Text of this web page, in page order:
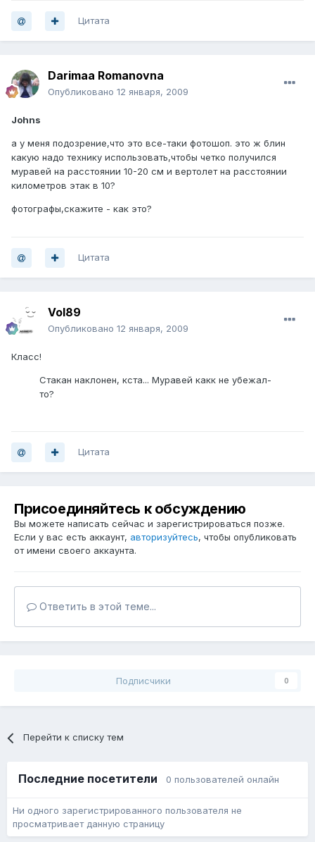
Цитата
Darimaa Romanovna
Опубликовано 12 января, 2009
Johns
а у меня подозрение,что это все-таки фотошоп. это ж блин
какую надо технику использовать,чтобы четко получился
муравей на расстоянии 10-20 см и вертолет на расстоянии
километров этак в 10?
фотографы,скажите - как это?
Цитата
Vol89
Опубликовано 12 января, 2009
Класс!
Стакан наклонен, кста... Муравей какк не убежал-
то?
Цитата
Присоединяйтесь к обсуждению
Вы можете написать сейчас и зарегистрироваться позже.
Если у вас есть аккаунт, авторизуйтесь, чтобы опубликовать
от имени своего аккаунта.
Ответить в этой теме...
Подписчики 0
Перейти к списку тем
Последние посетители 0 пользователей онлайн
Ни одного зарегистрированного пользователя не
просматривает данную страницу